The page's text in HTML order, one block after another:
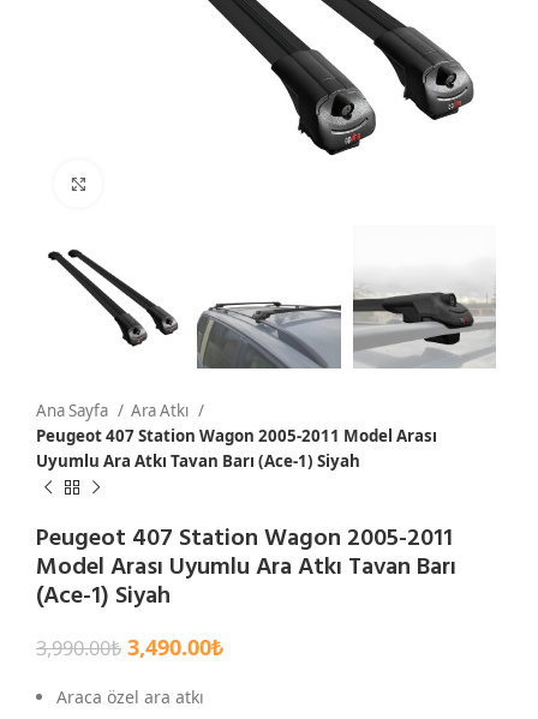
Ana Sayfa
Ara Atkı
Peugeot 407 Station Wagon 2005-2011 Model Arası
Uyumlu Ara Atkı Tavan Barı (Ace-1) Siyah
Peugeot 407 Station Wagon 2005-2011
Model Arası Uyumlu Ara Atkı Tavan Barı
(Ace-1) Siyah
3,990.00₺ 3,490.00₺
Araca özel ara atkı